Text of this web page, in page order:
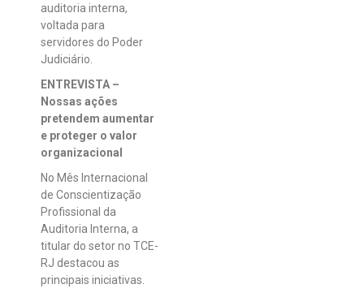
auditoria interna,
voltada para
servidores do Poder
Judiciário.
ENTREVISTA –
Nossas ações
pretendem aumentar
e proteger o valor
organizacional
No Mês Internacional
de Conscientização
Profissional da
Auditoria Interna, a
titular do setor no TCE-
RJ destacou as
principais iniciativas.